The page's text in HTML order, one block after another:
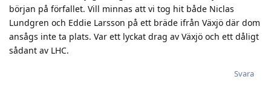
början på förfallet. Vill minnas att vi tog hit både Niclas
Lundgren och Eddie Larsson på ett bräde ifrån Växjö där dom
ansågs inte ta plats. Var ett lyckat drag av Växjö och ett dåligt
sådant av LHC.
Svara